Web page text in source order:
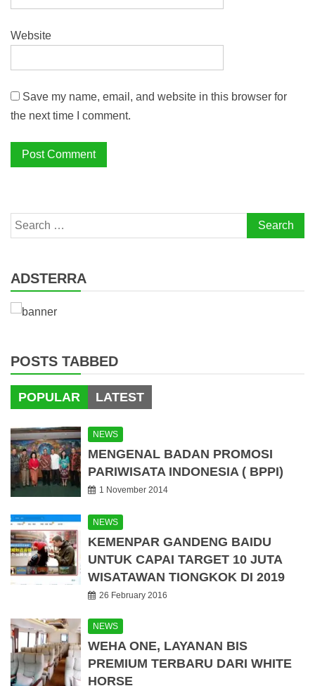
Website
Save my name, email, and website in this browser for
the next time I comment.
Search
for:
ADSTERRA
POSTS TABBED
POPULAR LATEST
NEWS
MENGENAL BADAN PROMOSI
PARIWISATA INDONESIA ( BPPI)
1 November 2014
NEWS
KEMENPAR GANDENG BAIDU
UNTUK CAPAI TARGET 10 JUTA
WISATAWAN TIONGKOK DI 2019
26 February 2016
NEWS
WEHA ONE, LAYANAN BIS
PREMIUM TERBARU DARI WHITE
HORSE